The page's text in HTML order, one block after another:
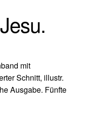
mit
Schnitt, illustr.
Ausgabe. Fünfte